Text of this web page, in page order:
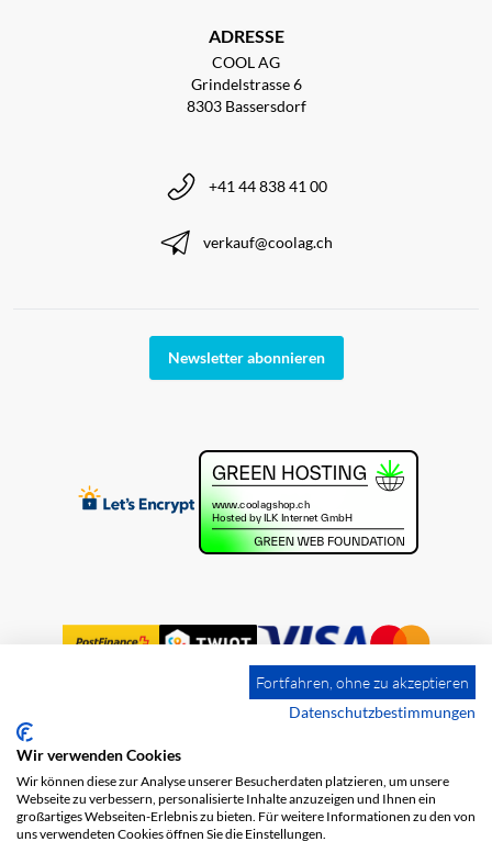
ADRESSE
COOL AG
Grindelstrasse 6
8303 Bassersdorf
+41 44 838 41 00
verkauf@coolag.ch
Newsletter abonnieren
Impressum
Datenschutz
Fortfahren, ohne zu akzeptieren
Datenschutzbestimmungen
Wir verwenden Cookies
Wir können diese zur Analyse unserer Besucherdaten platzieren, um unsere
Webseite zu verbessern, personalisierte Inhalte anzuzeigen und Ihnen ein
großartiges Webseiten-Erlebnis zu bieten. Für weitere Informationen zu den von
uns verwendeten Cookies öffnen Sie die Einstellungen.